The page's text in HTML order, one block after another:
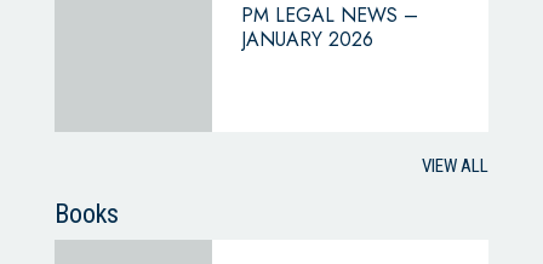
PM LEGAL NEWS –
JANUARY 2026
VIEW ALL
Books